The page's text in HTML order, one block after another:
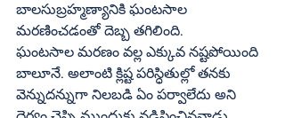
బాలసుబ్రహ్మణ్యానికి ఘంటసాల
మరణించడంతో దెబ్బ తగిలింది.
ఘంటసాల మరణం వల్ల ఎక్కువ నష్టపోయింది
బాలూనే. అలాంటి క్లిష్ట పరిస్ధితుల్లో తనకు
వెన్నుదన్నుగా నిలబడి ఏం పర్వాలేదు అని